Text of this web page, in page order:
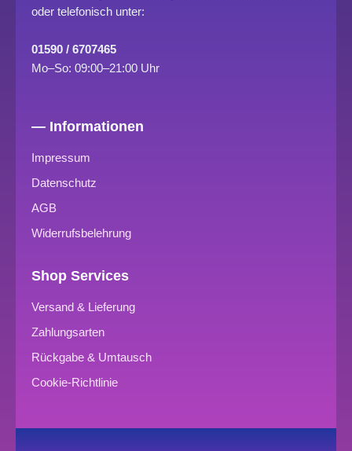
oder telefonisch unter:
01590 / 6707465
Mo–So: 09:00–21:00 Uhr
— Informationen
Impressum
Datenschutz
AGB
Widerrufsbelehrung
Shop Services
Versand & Lieferung
Zahlungsarten
Rückgabe & Umtausch
Cookie-Richtlinie